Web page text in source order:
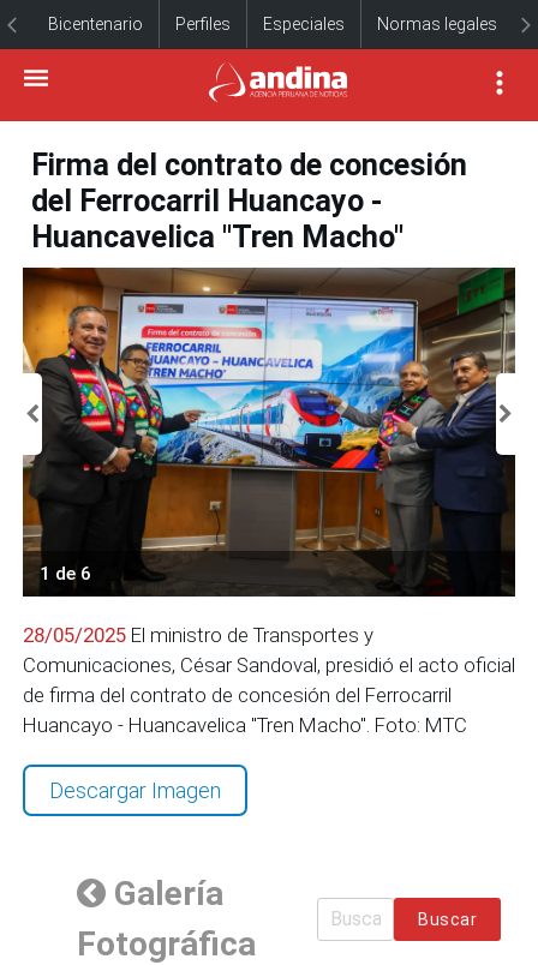
Bicentenario Perfiles Especiales Normas legales
Firma del contrato de concesión
del Ferrocarril Huancayo -
Huancavelica "Tren Macho"
1 de 6
28/05/2025 El ministro de Transportes y
Comunicaciones, César Sandoval, presidió el acto oficial
de firma del contrato de concesión del Ferrocarril
Huancayo - Huancavelica "Tren Macho". Foto: MTC
Descargar Imagen
Galería
Fotográfica
Buscar